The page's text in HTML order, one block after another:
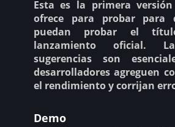
Esta es la primera
ofrece para probar para
puedan probar el
lanzamiento oficial.
sugerencias son
desarrolladores agreguen
el rendimiento y corrijan
Demo